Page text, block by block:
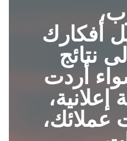
أفكارك
نتائج
أردت
عملائك،